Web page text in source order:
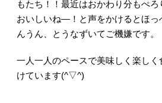
もたち！！最近はおかわり分もぺろ
おいしいね―！と声をかけるとほっ
んうん、とうなずいてご機嫌です。
一人一人のペースで美味しく楽し
けています(^▽^)